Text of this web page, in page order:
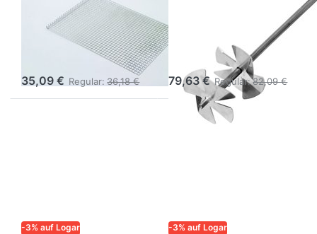
Logar
Locheinsatz für
35,09 € Regular: 36,18 €
für Schleuder Ø
79,63 € Regular:82,09 €
-3% auf Logar -3% auf Logar